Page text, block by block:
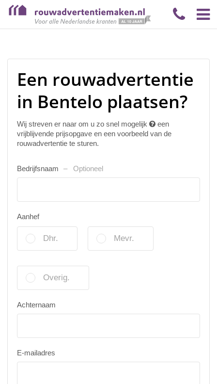
Een rouwadvertentie
in Bentelo plaatsen?
Wij streven er naar om u zo snel mogelijk
een
vrijblijvende prijsopgave en een voorbeeld van de
rouwadvertentie te sturen.
Bedrijfsnaam Optioneel
Aanhef
Dhr. Mevr.
Overig.
Achternaam
E-mailadres